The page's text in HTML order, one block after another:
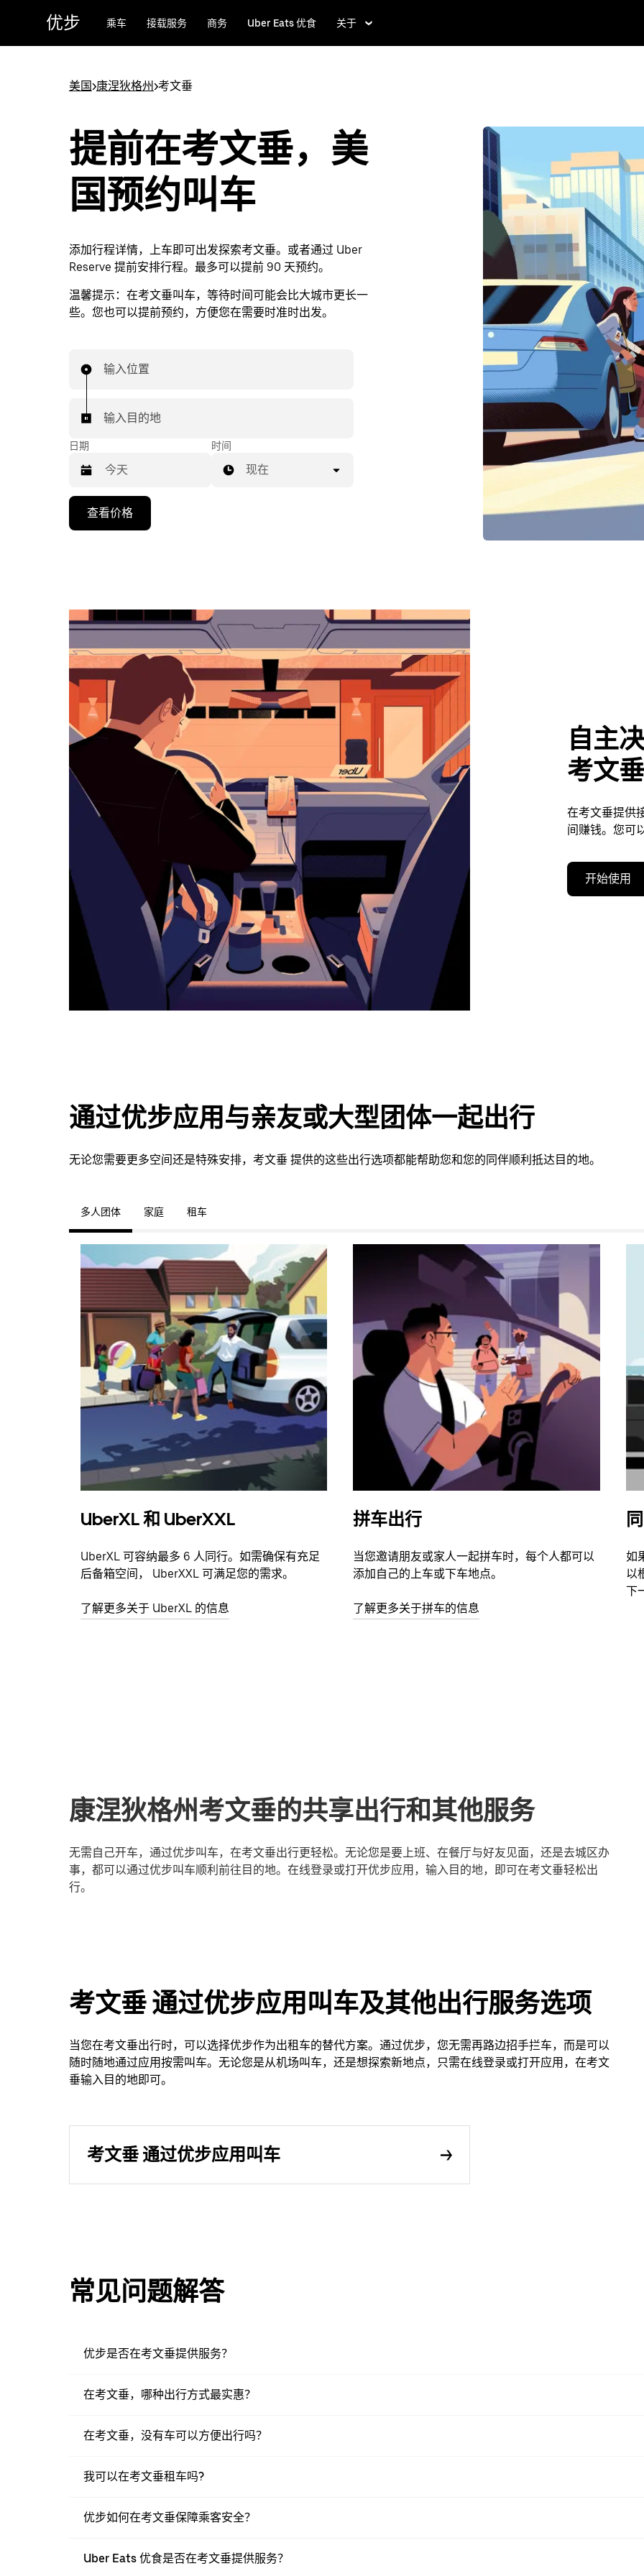
优步 乘车 接载服务 商务 Uber Eats 优食 关于
美国>康涅狄格州>考文垂
提前在考文垂，美
国预约叫车
添加行程详情，上车即可出发探索考文垂。或者通过 Uber
Reserve 提前安排行程。最多可以提前 90 天预约。
温馨提示： 在考文垂叫车，等待时间可能会比大城市更长一
些。您也可以提前预约，方便您在需要时准时出发。
输入位置
输入目的地
日期
向
可
浏
览
日
历
择
期。
按
关
闭
日
历。
时间
现在
查看价格
自主
考文
在考文垂提供
间赚钱。您可
开始使用
通过优步应用与亲友或大型团体一起出行
无论您需要更多空间还是特殊安排，考文垂 提供的这些出行选项都能帮助您和您的同伴顺利抵达目的地。
多人团体 家庭 租车
UberXL 和 UberXXL
UberXL 可容纳最多 6 人同行。如需确保有充足
后备箱空间， UberXXL 可满足您的需求。
了解更多关于 UberXL 的信息
拼车出行
当您邀请朋友或家人一起拼车时，每个人都可以
添加自己的上车或下车地点。
了解更多关于拼车的信息
如
以
下
康涅狄格州考文垂的共享出行和其他服务
无需自己开车，通过优步叫车，在考文垂出行更轻松。无论您是要上班、在餐厅与好友见面，还是去城区办
事，都可以通过优步叫车顺利前往目的地。在线登录或打开优步应用，输入目的地，即可在考文垂轻松出
行。
考文垂 通过优步应用叫车及其他出行服务选项
当您在考文垂出行时，可以选择优步作为出租车的替代方案。通过优步，您无需再路边招手拦车，而是可以
随时随地通过应用按需叫车。无论您是从机场叫车，还是想探索新地点，只需在线登录或打开应用，在考文
垂输入目的地即可。
考文垂 通过优步应用叫车
常见问题解答
优步是否在考文垂提供服务？
在考文垂，哪种出行方式最实惠？
在考文垂，没有车可以方便出行吗？
我可以在考文垂租车吗?
优步如何在考文垂保障乘客安全？
Uber Eats 优食是否在考文垂提供服务？